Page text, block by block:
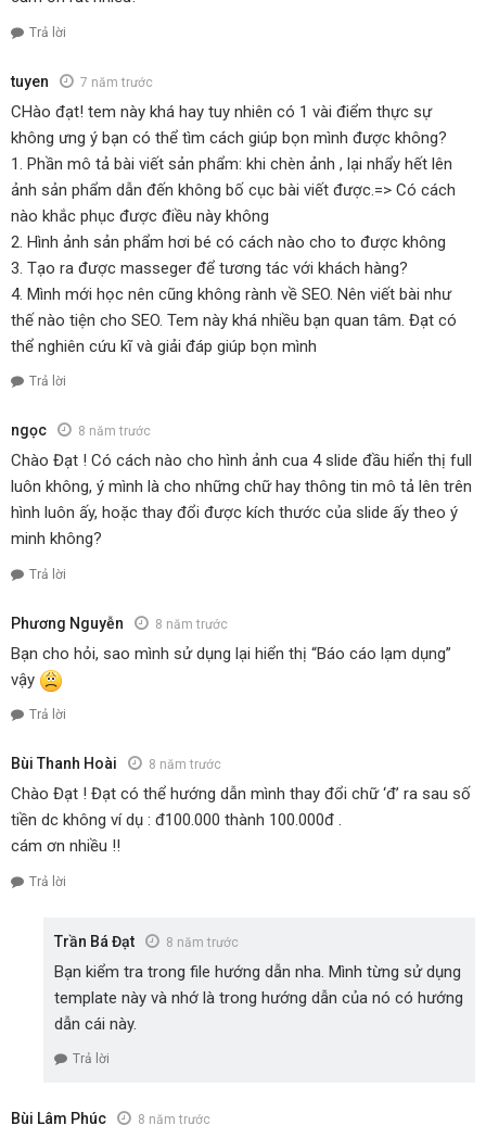
Trả lời
tuyen 7 năm trước
CHào đạt! tem này khá hay tuy nhiên có 1 vài điểm thực sự
không ưng ý bạn có thể tìm cách giúp bọn mình được không?
1. Phần mô tả bài viết sản phẩm: khi chèn ảnh , lại nhẩy hết lên
ảnh sản phẩm dẫn đến không bố cục bài viết được.=> Có cách
nào khắc phục được điều này không
2. Hình ảnh sản phẩm hơi bé có cách nào cho to được không
3. Tạo ra được masseger để tương tác với khách hàng?
4. Mình mới học nên cũng không rành về SEO. Nên viết bài như
thế nào tiện cho SEO. Tem này khá nhiều bạn quan tâm. Đạt có
thể nghiên cứu kĩ và giải đáp giúp bọn mình
Trả lời
ngọc 8 năm trước
Chào Đạt ! Có cách nào cho hình ảnh cua 4 slide đầu hiển thị full
luôn không, ý mình là cho những chữ hay thông tin mô tả lên trên
hình luôn ấy, hoặc thay đổi được kích thước của slide ấy theo ý
minh không?
Trả lời
Phương Nguyễn 8 năm trước
Bạn cho hỏi, sao mình sử dụng lại hiển thị “Báo cáo lạm dụng”
vậy
Trả lời
Bùi Thanh Hoài 8 năm trước
Chào Đạt ! Đạt có thể hướng dẫn mình thay đổi chữ ‘đ’ ra sau số
tiền dc không ví dụ : đ100.000 thành 100.000đ .
cám ơn nhiều !!
Trả lời
Trần Bá Đạt 8 năm trước
Bạn kiểm tra trong file hướng dẫn nha. Mình từng sử dụng
template này và nhớ là trong hướng dẫn của nó có hướng
dẫn cái này.
Trả lời
Bùi Lâm Phúc 8 năm trước